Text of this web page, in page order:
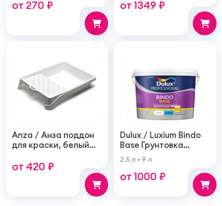
синтетическая
от 270 ₽
средняя гладкость,
от 1349 ₽
Anza / Анза поддон
для краски, белый
от 420 ₽
Dulux / Luxium Bindo
Base Грунтовка
глубокого
проникновения для
внутренних и
2.5 л • 9 л
от 1000 ₽